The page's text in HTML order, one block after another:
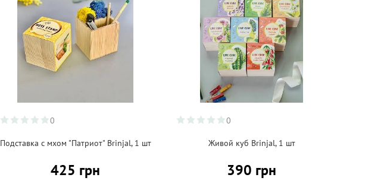
0
Подставка с мхом "Патриот" Brinjal, 1 шт
425 грн
0
Живой куб Brinjal, 1 шт
390 грн